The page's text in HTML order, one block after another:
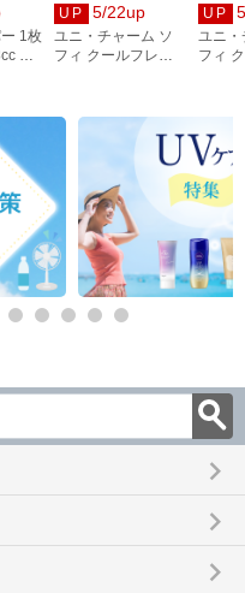
1枚
さ
UP 5/22up
ユニ・チャーム ソ
フィ クールフレッ
UP
ユニ
フィ
keyboard_arrow_right
keyboard_arrow_right
keyboard_arrow_right